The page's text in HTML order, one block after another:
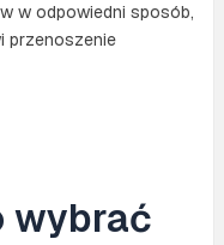
w odpowiedni sposób,
przenoszenie
wybrać